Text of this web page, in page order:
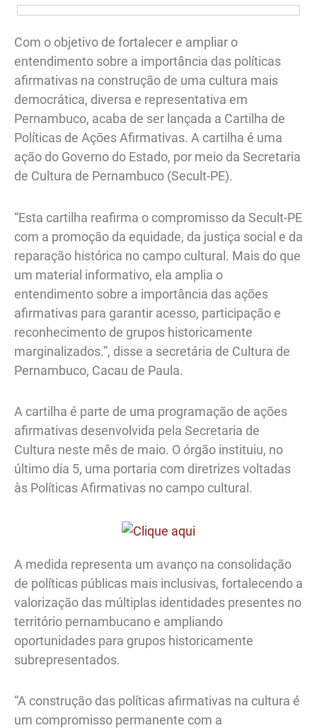
Com o objetivo de fortalecer e ampliar o
entendimento sobre a importância das políticas
afirmativas na construção de uma cultura mais
democrática, diversa e representativa em
Pernambuco, acaba de ser lançada a Cartilha de
Políticas de Ações Afirmativas. A cartilha é uma
ação do Governo do Estado, por meio da Secretaria
de Cultura de Pernambuco (Secult-PE).
“Esta cartilha reafirma o compromisso da Secult-PE
com a promoção da equidade, da justiça social e da
reparação histórica no campo cultural. Mais do que
um material informativo, ela amplia o
entendimento sobre a importância das ações
afirmativas para garantir acesso, participação e
reconhecimento de grupos historicamente
marginalizados.”, disse a secretária de Cultura de
Pernambuco, Cacau de Paula.
A cartilha é parte de uma programação de ações
afirmativas desenvolvida pela Secretaria de
Cultura neste mês de maio. O órgão instituiu, no
último dia 5, uma portaria com diretrizes voltadas
às Políticas Afirmativas no campo cultural.
A medida representa um avanço na consolidação
de políticas públicas mais inclusivas, fortalecendo a
valorização das múltiplas identidades presentes no
território pernambucano e ampliando
oportunidades para grupos historicamente
subrepresentados.
“A construção das políticas afirmativas na cultura é
um compromisso permanente com a